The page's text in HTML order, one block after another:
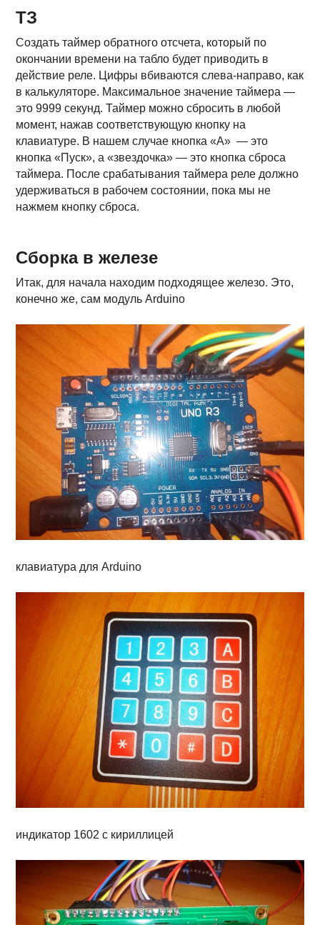
ТЗ
Создать таймер обратного отсчета, который по
окончании времени на табло будет приводить в
действие реле. Цифры вбиваются слева-направо, как
в калькуляторе. Максимальное значение таймера —
это 9999 секунд. Таймер можно сбросить в любой
момент, нажав соответствующую кнопку на
клавиатуре. В нашем случае кнопка «А» — это
кнопка «Пуск», а «звездочка» — это кнопка сброса
таймера. После срабатывания таймера реле должно
удерживаться в рабочем состоянии, пока мы не
нажмем кнопку сброса.
Сборка в железе
Итак, для начала находим подходящее железо. Это,
конечно же, сам модуль Arduino
клавиатура для Arduino
индикатор 1602 с кириллицей